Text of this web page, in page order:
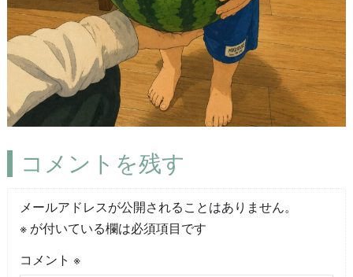
コメントを残す
メールアドレスが公開されることはありません。
※が付いている欄は必須項目です
コメント ※